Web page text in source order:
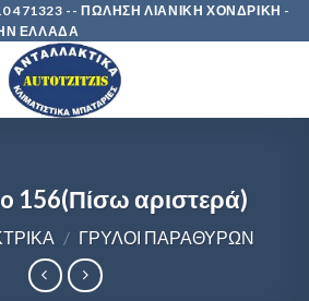
471323 -- ΠΩΛΗΣΗ ΛΙΑΝΙΚΗ ΧΟΝΔΡΙΚΗ -
ΕΛΛΑΔΑ
156(Πίσω αριστερά)
/ ΓΡΥΛΟΙ ΠΑΡΑΘΥΡΩΝ